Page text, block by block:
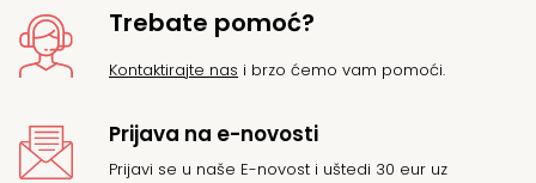
Trebate pomoć?
Kontaktirajte nas i brzo ćemo vam pomoći.
Prijava na e-novosti
Prijavi se u naše E-novost i uštedi 30 eur uz